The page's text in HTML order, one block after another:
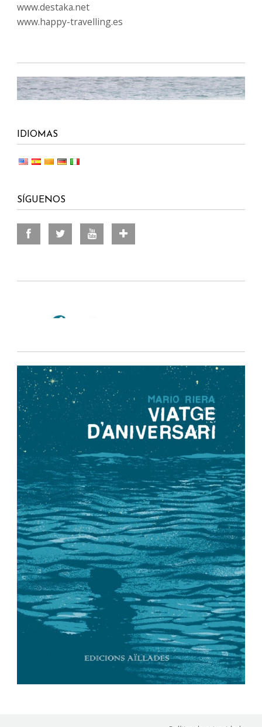
www.destaka.net
www.happy-travelling.es
IDIOMAS
SÍGUENOS